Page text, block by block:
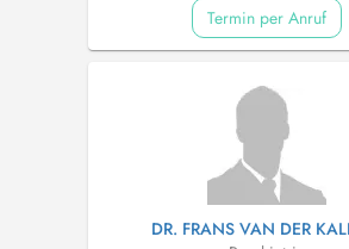
Termin per Anruf
DR. FRANS VAN DER